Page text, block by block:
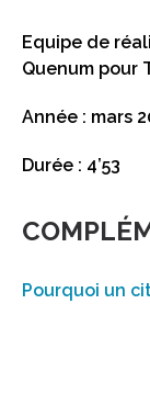
Equipe de
Quenum pour
Année : mars
Durée : 4’53
Pourquoi un